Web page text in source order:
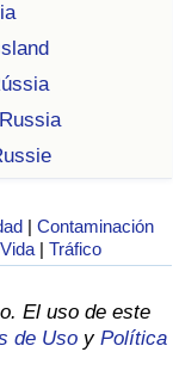
|Contaminación
|Tráfico
El uso de este
de Uso y Política